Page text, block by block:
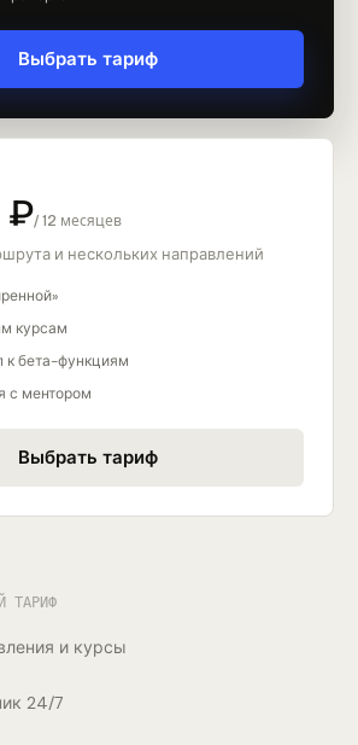
Выбрать тариф
₽/ 12 месяцев
и нескольких направлений
курсам
к бета-функциям
с ментором
Выбрать тариф
ТАРИФ
и курсы
24/7